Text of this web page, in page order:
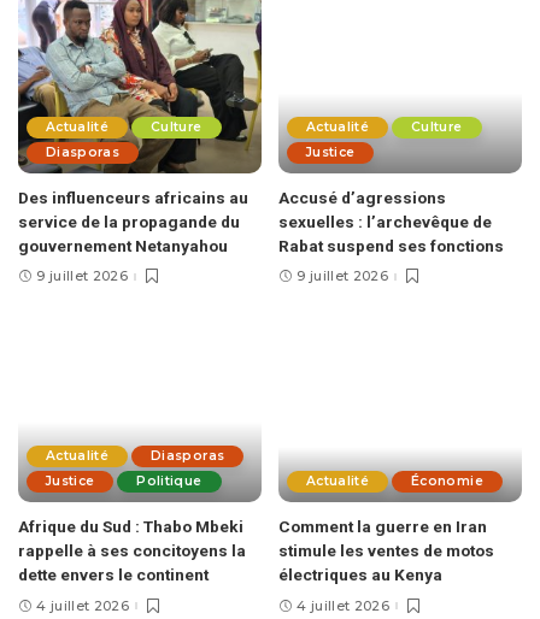
Actualité
Culture
Diasporas
Des influenceurs africains au
service de la propagande du
gouvernement Netanyahou
9 juillet 2026
Actualité
Culture
Justice
Accusé d’agressions
sexuelles : l’archevêque de
Rabat suspend ses fonctions
9 juillet 2026
Actualité
Diasporas
Justice
Politique
Afrique du Sud : Thabo Mbeki
rappelle à ses concitoyens la
dette envers le continent
4 juillet 2026
Actualité Économie
Comment la guerre en Iran
stimule les ventes de motos
électriques au Kenya
4 juillet 2026